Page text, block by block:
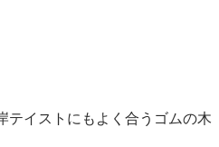
テイストにもよく合うゴムの木